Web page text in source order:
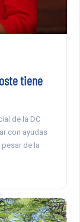
tiene
de la DC
con ayudas
de la